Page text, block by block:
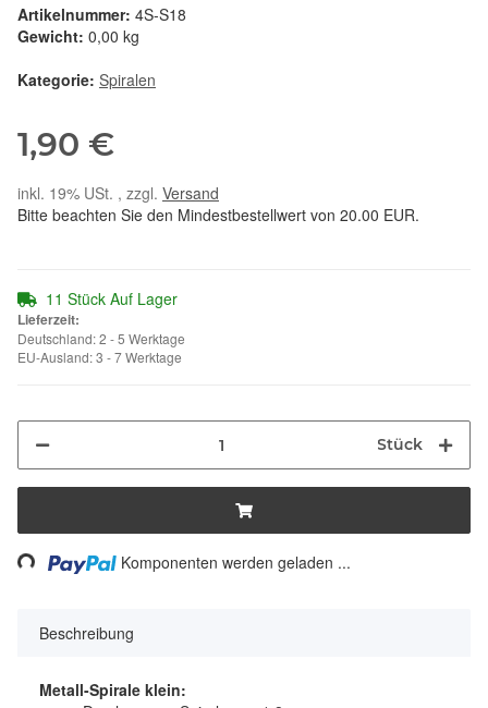
Artikelnummer: 4S-S18
Gewicht: 0,00 kg
Kategorie: Spiralen
1,90 €
inkl. 19% USt. , zzgl. Versand
Bitte beachten Sie den Mindestbestellwert von 20.00 EUR.
11 Stück Auf Lager
Lieferzeit:
Deutschland: 2 - 5 Werktage
EU-Ausland: 3 - 7 Werktage
Stück
Loading... Komponenten werden geladen ...
Beschreibung
Metall-Spirale klein: